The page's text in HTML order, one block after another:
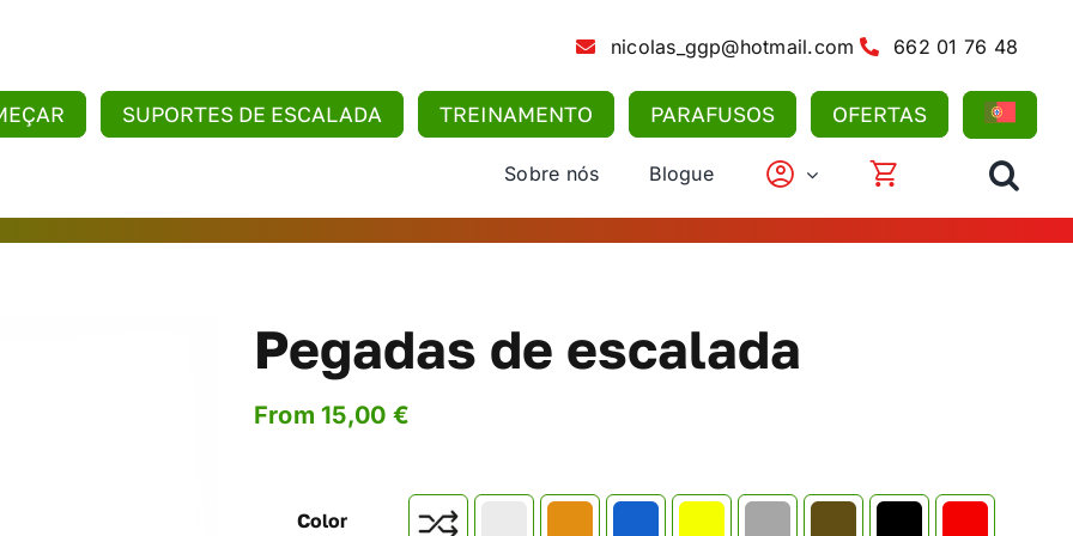
nicolas_ggp@hotmail.com 662 01 76 48
SUPORTES DE ESCALADA TREINAMENTO PARAFUSOS OFERTAS
Sobre nós Blogue
Pegadas de escalada
From 15,00 €
Color